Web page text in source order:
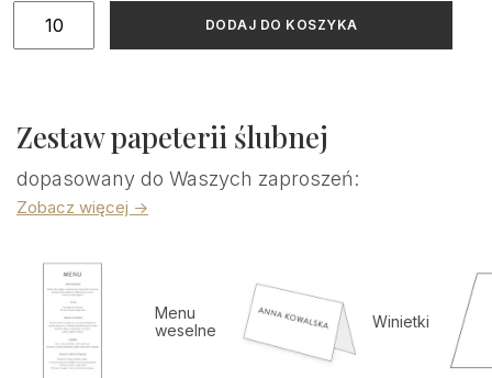
ilość
DODAJ DO KOSZYKA
Zestaw papeterii ślubnej
dopasowany do Waszych zaproszeń:
Zobacz więcej ->
Menu
weselne
Winietki